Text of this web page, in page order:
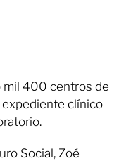
mil 400 centros de
clínico
Social, Zoé